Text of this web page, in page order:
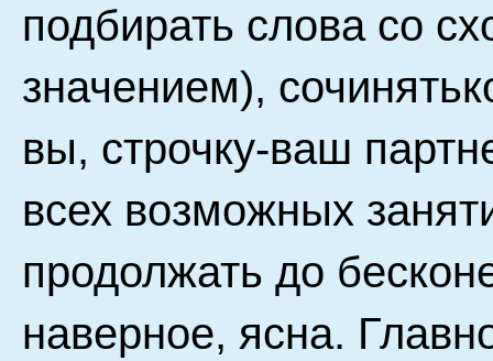
подбирать слова со
значением),
вы, строчку-ваш
всех возможных
продолжать до
наверное, ясна.